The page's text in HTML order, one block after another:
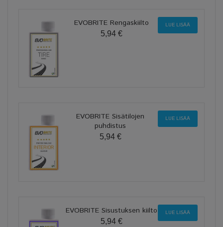
EVOBRITE Rengaskiilto
5,94 €
LUE LISÄÄ
EVOBRITE Sisätilojen
puhdistus
5,94 €
LUE LISÄÄ
EVOBRITE Sisustuksen kiilto
5,94 €
LUE LISÄÄ